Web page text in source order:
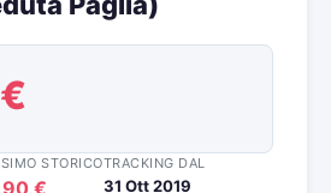
STORICO
€
TRACKING DAL
31 Ott 2019